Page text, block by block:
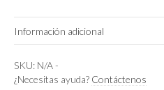
Información adicional
Color
SKU: N/A-
¿Necesitas ayuda? Contáctenos